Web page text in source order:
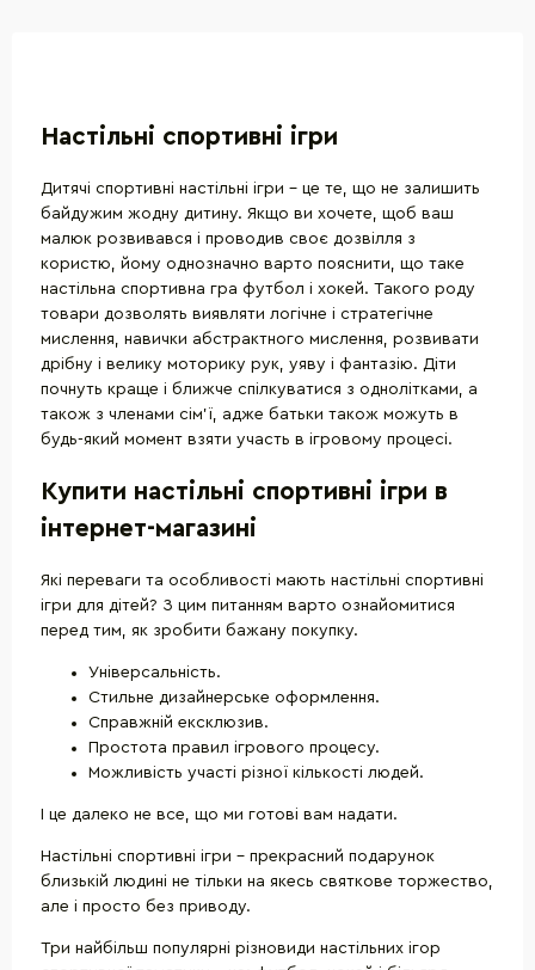
Настільні спортивні ігри
Дитячі спортивні настільні ігри - це те, що не залишить
байдужим жодну дитину. Якщо ви хочете, щоб ваш
малюк розвивався і проводив своє дозвілля з
користю, йому однозначно варто пояснити, що таке
настільна спортивна гра футбол і хокей. Такого роду
товари дозволять виявляти логічне і стратегічне
мислення, навички абстрактного мислення, розвивати
дрібну і велику моторику рук, уяву і фантазію. Діти
почнуть краще і ближче спілкуватися з однолітками, а
також з членами сім'ї, адже батьки також можуть в
будь-який момент взяти участь в ігровому процесі.
Купити настільні спортивні ігри в
інтернет-магазині
Які переваги та особливості мають настільні спортивні
ігри для дітей? З цим питанням варто ознайомитися
перед тим, як зробити бажану покупку.
Універсальність.
Стильне дизайнерське оформлення.
Справжній ексклюзив.
Простота правил ігрового процесу.
Можливість участі різної кількості людей.
І це далеко не все, що ми готові вам надати.
Настільні спортивні ігри - прекрасний подарунок
близькій людині не тільки на якесь святкове торжество,
але і просто без приводу.
Три найбільш популярні різновиди настільних ігор